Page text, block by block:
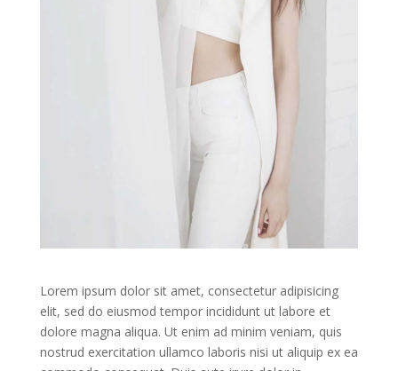
Lorem ipsum dolor sit amet, consectetur adipisicing
elit, sed do eiusmod tempor incididunt ut labore et
dolore magna aliqua. Ut enim ad minim veniam, quis
nostrud exercitation ullamco laboris nisi ut aliquip ex ea